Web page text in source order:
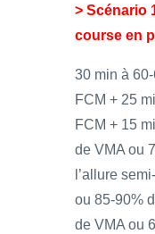
> Scénario
course en
30 min à
FCM + 25
FCM + 15
de VMA ou
l’allure
ou 85-90%
de VMA ou